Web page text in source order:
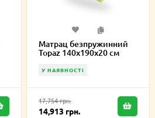
Матрац безпружинний
Topaz 140х190х20 см
У НАЯВНОСТІ
17,754 грн.
14,913 грн.